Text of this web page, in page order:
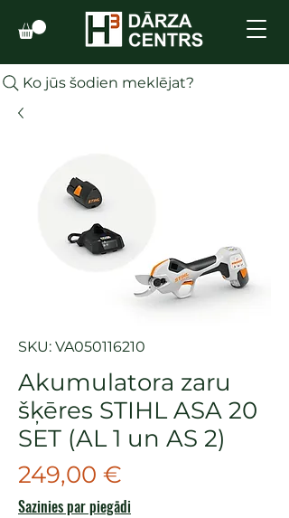
Ko jūs šodien meklējat?
SKU: VA050116210
Akumulatora zaru
šķēres STIHL ASA 20
SET (AL 1 un AS 2)
249,00 €
Sazinies par piegādi